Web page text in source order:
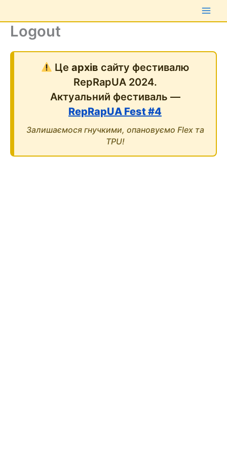
вмістуLogout
Цеархів сайту фестивалю
RepRapUA 2024.
Актуальний фестиваль —
RepRapUA Fest #4
Залишаємося гнучкими, опановуємо Flex та
TPU!